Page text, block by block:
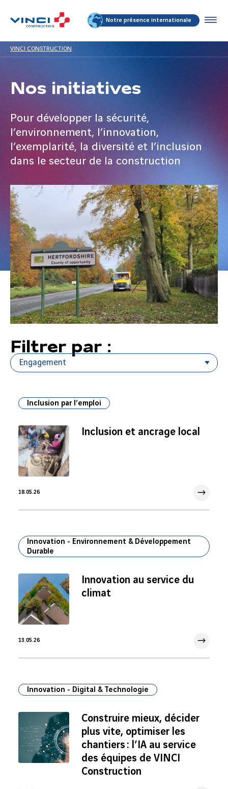
Notre présence internationale
VINCI CONSTRUCTION
Nos initiatives
Pour développer la sécurité,
l’environnement, l’innovation,
l’exemplarité, la diversité et l’inclusion
dans le secteur de la construction
Filtrer par :
Inclusion par l’emploi
Inclusion et ancrage local
18.05.26
Innovation - Environnement & Développement
Durable
Innovation au service du
climat
13.05.26
Innovation - Digital & Technologie
Construire mieux, décider
plus vite, optimiser les
chantiers : l’IA au service
des équipes de VINCI
Construction